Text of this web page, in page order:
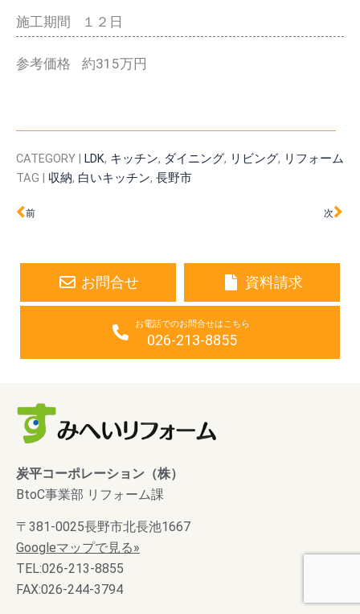
施工期間 １２日
参考価格 約315万円
CATEGORY | LDK, キッチン, ダイニング, リビング, リフォーム
TAG | 収納, 白いキッチン, 長野市
Prev
前 次
お問合せ 資料請求
お電話でのお問合せはこちら
026-213-8855
炭平コーポレーション（株）
BtoC事業部 リフォーム課
〒381-0025長野市北長池1667
Googleマップで見る»
TEL:026-213-8855
FAX:026-244-3794